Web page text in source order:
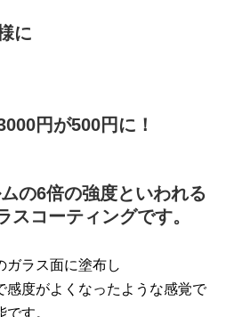
に
円が500円に！
の6倍の強度といわれる
スコーティングです。
ガラス面に塗布し
感度がよくなったような感覚で
す。